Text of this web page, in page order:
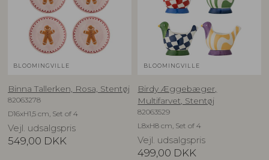
BLOOMINGVILLE
Binna Tallerken, Rosa, Stentøj
82063278
D16xH1,5 cm, Set of 4
Vejl. udsalgspris
549,00 DKK
BLOOMINGVILLE
Birdy Æggebæger,
Multifarvet, Stentøj
82063529
L8xH8 cm, Set of 4
Vejl. udsalgspris
499,00 DKK